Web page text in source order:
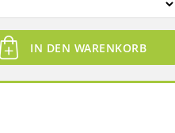
IN DEN WARENKORB